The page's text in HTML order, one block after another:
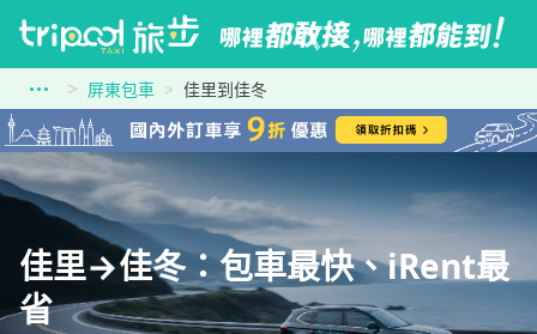
屏東包車 佳里到佳冬
佳里→佳冬：包車最快、iRent最
省